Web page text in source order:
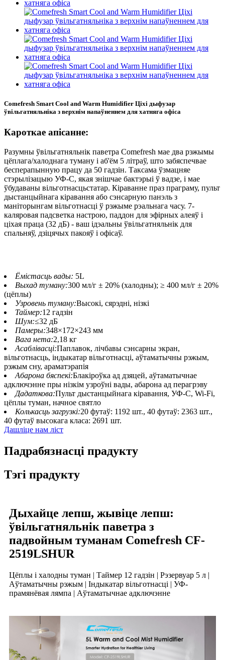
Comefresh Smart Cool and Warm Humidifier Ціхі дыфузар
ўвільгатняльніка з верхнім напаўненнем для хатняга офіса
Кароткае апісанне:
Разумны ўвільгатняльнік паветра Comefresh мае два рэжымы
цёплага/халоднага туману і аб'ём 5 літраў, што забяспечвае
бесперапынную працу да 50 гадзін. Таксама ўзмацняе
стэрылізацыю УФ-С, якая знішчае бактэрыі ў вадзе, і мае
ўбудаваны вільготнасцьстатар. Кіраванне праз праграму, пульт
дыстанцыйнага кіравання або сэнсарную панэль з
маніторынгам вільготнасці ў рэжыме рэальнага часу. 7-
каляровая падсветка настрою, паддон для эфірных алеяў і
ціхая праца (32 дБ) - ваш ідэальны ўвільгатняльнік для
спальняў, дзіцячых пакояў і офісаў.
Ёмістасць вады: 5L
Выхад туману:300 мл/г ± 20% (халодны); ≥ 400 мл/г ± 20%
(цёплы)
Узровень туману:Высокі, сярэдні, нізкі
Таймер:12 гадзін
Шум:≤32 дБ
Памеры:348×172×243 мм
Вага нета:2,18 кг
Асаблівасці:Паплавок, лічбавы сэнсарны экран,
вільготнасць, індыкатар вільготнасці, аўтаматычны рэжым,
рэжым сну, араматэрапія
Абарона бяспекі:Блакіроўка ад дзяцей, аўтаматычнае
адключэнне пры нізкім узроўні вады, абарона ад перагрэву
Дадаткова:Пульт дыстанцыйнага кіравання, УФ-C, Wi-Fi,
цёплы туман, начное святло
Колькасць загрузкі:20 футаў: 1192 шт., 40 футаў: 2363 шт.,
40 футаў высокага класа: 2691 шт.
Дашліце нам ліст
Падрабязнасці прадукту
Тэгі прадукту
Дыхайце лепш, жывіце лепш:
ўвільгатняльнік паветра з
падвойным туманам Comefresh CF-
2519LSHUR
Цёплы і халодны туман | Таймер 12 гадзін | Рэзервуар 5 л |
Аўтаматычны рэжым | Індыкатар вільготнасці | УФ-
прамянёвая лямпа | Аўтаматычнае адключэнне